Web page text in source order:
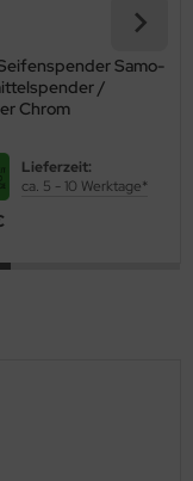
Samo-
/
Chrom
Lieferzeit:
ca. 5 - 10 Werktage*